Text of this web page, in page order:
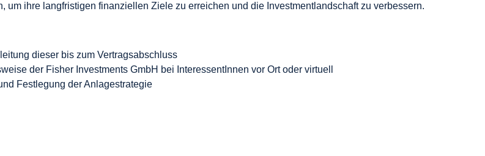
ihre langfristigen finanziellen Ziele zu erreichen und die Investmentlandschaft zu verbessern.
dieser bis zum Vertragsabschluss
der Fisher Investments GmbH bei InteressentInnen vor Ort oder virtuell
Festlegung der Anlagestrategie